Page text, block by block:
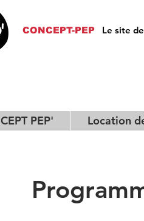
CONCEPT-PEP Le site
PEP' Location